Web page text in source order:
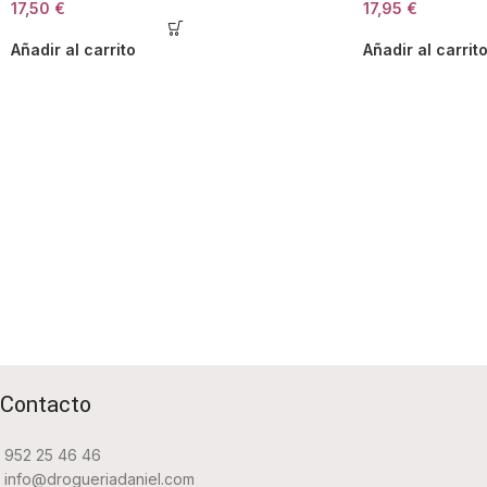
17,50 €
Añadir al carrito
17,95 €
Añadir al carrito
Contacto
952 25 46 46
info@drogueriadaniel.com